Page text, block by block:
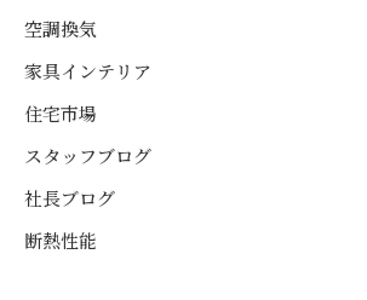
空調換気
家具インテリア
住宅市場
スタッフブログ
社長ブログ
断熱性能